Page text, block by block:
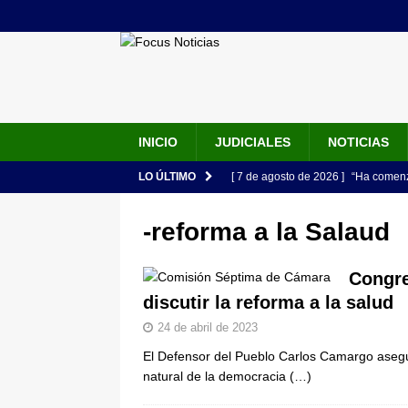
INICIO JUDICIALES NOTICIAS
LO ÚLTIMO [ 7 de agosto de 2026 ] “Ha
[ 7 de agosto de 2026 ] Abelardo
presidencial en ceremonia en Cali
[ 6 de agosto de 2026 ] Así será la
en la Arena USC y dará su primer
[ 6 de agosto de 2026 ] Pacto
-reforma a la Salaud
discutir la reforma a la salud
24 de abril de 2023
El Defensor del Pueblo Carlos Camargo
natural de la democracia (…)